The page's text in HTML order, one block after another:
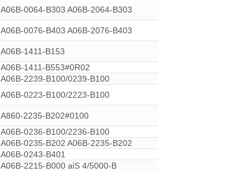
A06B-0064-B303 A06B-2064-B303
A06B-0076-B403 A06B-2076-B403
A06B-1411-B153
A06B-1411-B553#0R02
A06B-2239-B100/0239-B100
A06B-0223-B100/2223-B100
A860-2235-B202#0100
A06B-0236-B100/2236-B100
A06B-0235-B202 A06B-2235-B202
A06B-0243-B401
A06B-2215-B000 aiS 4/5000-B